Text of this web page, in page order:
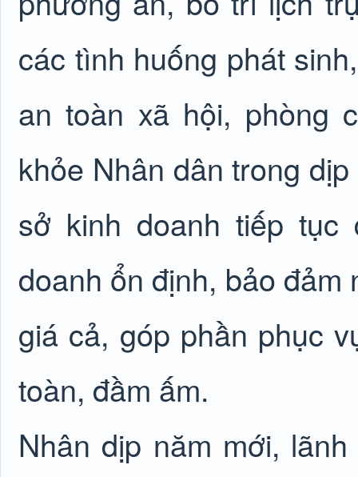
các tình huống phát
an toàn xã hội, phòng
khỏe Nhân dân trong
sở kinh doanh tiếp
doanh ổn định, bảo
giá cả, góp phần phục
toàn, đầm ấm.
Nhân dịp năm mới,